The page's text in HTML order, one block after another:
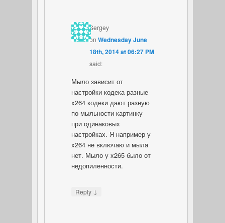
Sergey
onWednesday June
18th, 2014 at 06:27 PM
said:
Мыло зависит от
настройки кодека разные
x264 кодеки дают разную
по мыльности картинку
при одинаковых
настройках. Я например у
x264 не включаю и мыла
нет. Мыло у x265 было от
недопиленности.
Reply ↓